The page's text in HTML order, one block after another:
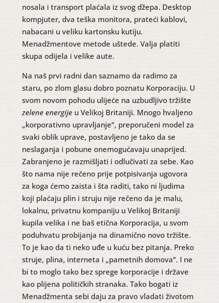
nosala i transport plaćala iz svog džepa. Desktop
kompjuter, dva teška monitora, prateći kablovi,
nabacani u veliku kartonsku kutiju.
Menadžmentove metode uštede. Valja platiti
skupa odijela i velike aute.
Na naš prvi radni dan saznamo da radimo za
staru, po zlom glasu dobro poznatu Korporaciju. U
svom novom pohodu ulijeće na uzbudljivo tržište
zelene energijeu Velikoj Britaniji. Mnogo hvaljeno
„korporativno upravljanje“, preporučeni model za
svaki oblik uprave, postavljeno je tako da se
neslaganja i pobune onemogućavaju unaprijed.
Zabranjeno je razmišljati i odlučivati za sebe. Kao
što nama nije rečeno prije potpisivanja ugovora
za koga ćemo zaista i šta raditi, tako ni ljudima
koji plaćaju plin i struju nije rečeno da je malu,
lokalnu, privatnu kompaniju u Velikoj Britaniji
kupila velika i ne baš etična Korporacija, u svom
poduhvatu probijanja na dinamično novo tržište.
To je kao da ti neko uđe u kuću bez pitanja. Preko
struje, plina, interneta i „pametnih domova“. I ne
bi to moglo tako bez sprege korporacije i države
kao plijena političkih stranaka. Tako bogati iz
Menadžmenta sebi daju za pravo vladati životom